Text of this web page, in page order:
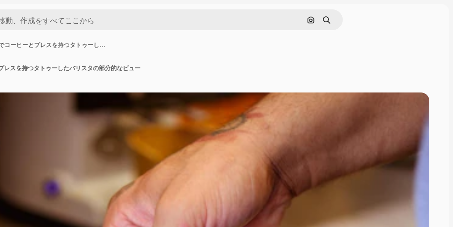
画像で検索
検索
コーヒーとプレスを持つタトゥーし…
レスを持つタトゥーしたバリスタの部分的なビュー